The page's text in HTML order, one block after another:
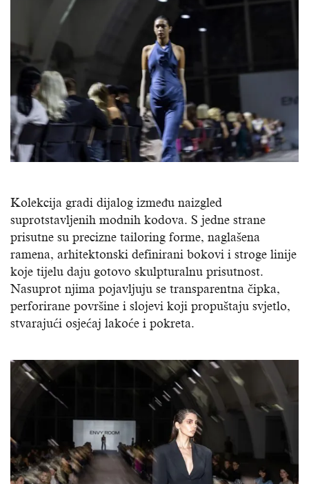
Kolekcija gradi dijalog između naizgled
suprotstavljenih modnih kodova. S jedne strane
prisutne su precizne tailoring forme, naglašena
ramena, arhitektonski definirani bokovi i stroge linije
koje tijelu daju gotovo skulpturalnu prisutnost.
Nasuprot njima pojavljuju se transparentna čipka,
perforirane površine i slojevi koji propuštaju svjetlo,
stvarajući osjećaj lakoće i pokreta.